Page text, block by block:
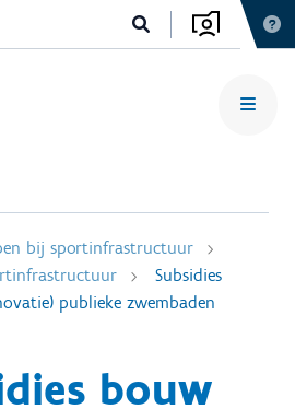
bij sportinfrastructuur
Subsidies
publieke zwembaden
bouw